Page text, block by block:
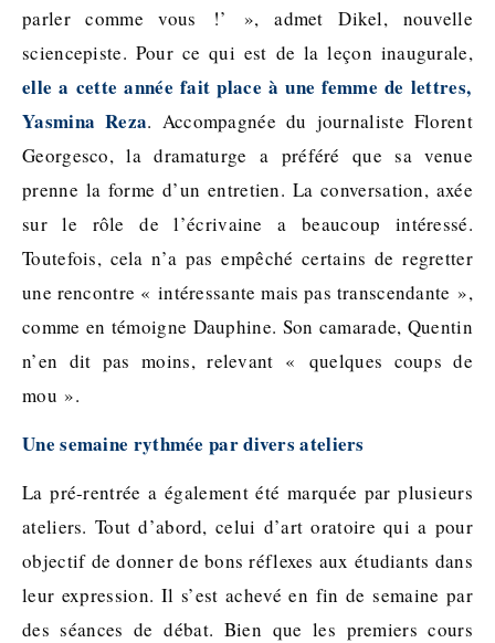
parler comme vous !’ », admet Dikel, nouvelle
sciencepiste. Pour ce qui est de la leçon inaugurale,
elle a cette année fait place à une femme de lettres,
Yasmina Reza. Accompagnée du journaliste Florent
Georgesco, la dramaturge a préféré que sa venue
prenne la forme d’un entretien. La conversation, axée
sur le rôle de l’écrivaine a beaucoup intéressé.
Toutefois, cela n’a pas empêché certains de regretter
une rencontre « intéressante mais pas transcendante »,
comme en témoigne Dauphine. Son camarade, Quentin
n’en dit pas moins, relevant « quelques coups de
mou ».
Une semaine rythmée par divers ateliers
La pré-rentrée a également été marquée par plusieurs
ateliers. Tout d’abord, celui d’art oratoire qui a pour
objectif de donner de bons réflexes aux étudiants dans
leur expression. Il s’est achevé en fin de semaine par
des séances de débat. Bien que les premiers cours